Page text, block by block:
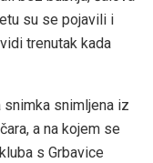
su se pojavili i
trenutak kada
snimka snimljena iz
a na kojem se
s Grbavice